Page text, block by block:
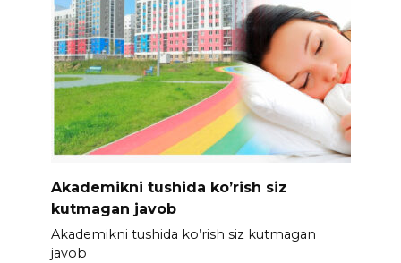
Akademikni tushida ko’rish siz
kutmagan javob
Akademikni tushida ko’rish siz kutmagan
javob